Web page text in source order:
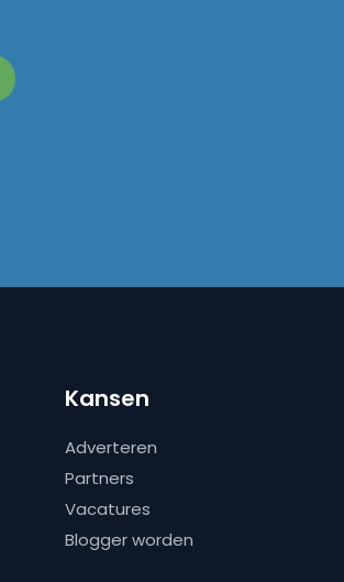
Kansen
Adverteren
Partners
Vacatures
Blogger worden